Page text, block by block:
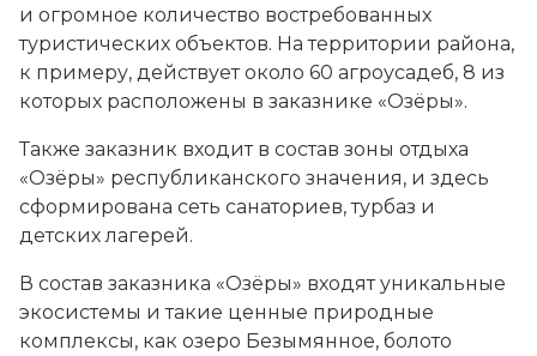
и огромное количество востребованных
туристических объектов. На территории района,
к примеру, действует около 60 агроусадеб, 8 из
которых расположены в заказнике «Озёры».
Также заказник входит в состав зоны отдыха
«Озёры» республиканского значения, и здесь
сформирована сеть санаториев, турбаз и
детских лагерей.
В состав заказника «Озёры» входят уникальные
экосистемы и такие ценные природные
комплексы, как озеро Безымянное, болото